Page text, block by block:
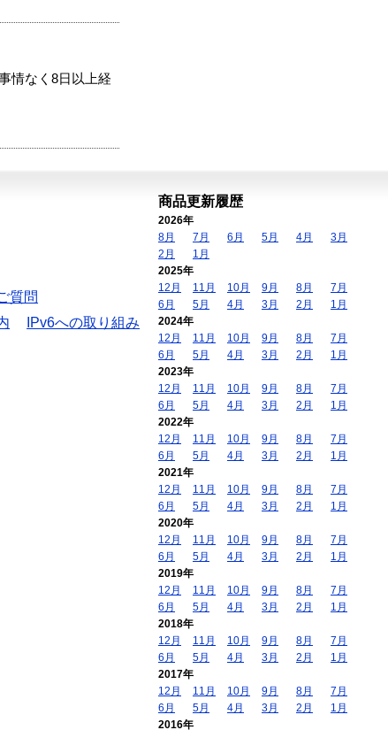
情なく8日以上経
質問
IPv6への取り組み
商品更新履歴
2026年
8月
7月 6月 5月 4月
3月
2月
1月
2025年
12月
11月 10月 9月 8月
7月
6月
5月 4月 3月 2月
1月
2024年
12月
11月 10月 9月 8月
7月
6月
5月 4月 3月 2月
1月
2023年
12月
11月 10月 9月 8月
7月
6月
5月 4月 3月 2月
1月
2022年
12月
11月 10月 9月 8月
7月
6月
5月 4月 3月 2月
1月
2021年
12月
11月 10月 9月 8月
7月
6月
5月 4月 3月 2月
1月
2020年
12月
11月 10月 9月 8月
7月
6月
5月 4月 3月 2月
1月
2019年
12月
11月 10月 9月 8月
7月
6月
5月 4月 3月 2月
1月
2018年
12月
11月 10月 9月 8月
7月
6月
5月 4月 3月 2月
1月
2017年
12月
11月 10月 9月 8月
7月
6月
5月 4月 3月 2月
1月
2016年